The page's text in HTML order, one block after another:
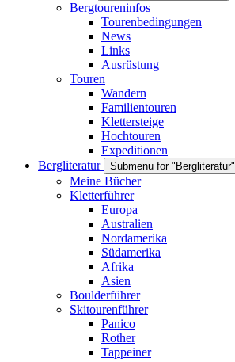
Bergtoureninfos
Tourenbedingungen
News
Links
Ausrüstung
Touren
Wandern
Familientouren
Klettersteige
Hochtouren
Expeditionen
Bergliteratur
Submenu for "Bergliteratur"
Meine Bücher
Kletterführer
Europa
Australien
Nordamerika
Südamerika
Afrika
Asien
Boulderführer
Skitourenführer
Panico
Rother
Tappeiner